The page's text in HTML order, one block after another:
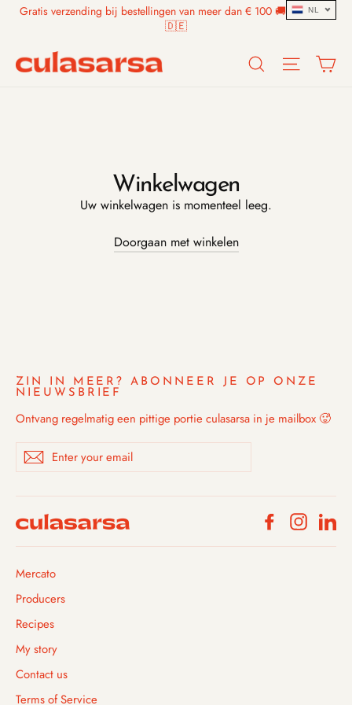
SkipGratis verzending bij bestellingen van meer dan € 100 🚚 🇧🇪🇳🇱
🇩🇪
SearchSite
Winkelwagen
Uw winkelwagen is momenteel leeg.
Doorgaan met winkelen
ZIN IN MEER? ABONNEER JE OP ONZE
NIEUWSBRIEF
Ontvang regelmatig een pittige portie culasarsa in je mailbox 🥵
Enter
your
email
Subscribe
Facebook
Mercato
Producers
Recipes
My story
Contact us
Terms of Service
NL